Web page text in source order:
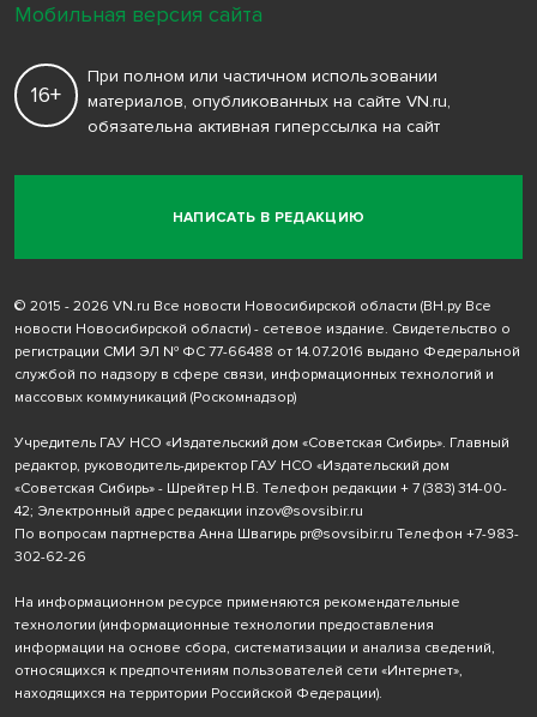
НАПИСАТЬ В РЕДАКЦИЮ
16+
При полном или частичном использовании
материалов, опубликованных на сайте VN.ru,
обязательна активная гиперссылка на сайт
© 2015 - 2026 VN.ru Все новости Новосибирской области (ВН.ру Все
новости Новосибирской области) - сетевое издание. Свидетельство о
регистрации СМИ ЭЛ № ФС 77-66488 от 14.07.2016 выдано Федеральной
службой по надзору в сфере связи, информационных технологий и
массовых коммуникаций (Роскомнадзор)
Учредитель ГАУ НСО «Издательский дом «Советская Сибирь». Главный
редактор, руководитель-директор ГАУ НСО «Издательский дом
«Советская Сибирь» - Шрейтер Н.В. Телефон редакции + 7 (383) 314-00-
42; Электронный адрес редакции inzov@sovsibir.ru
По вопросам партнерства Анна Швагирь pr@sovsibir.ru Телефон +7-983-
302-62-26
На информационном ресурсе применяются рекомендательные
технологии (информационные технологии предоставления
информации на основе сбора, систематизации и анализа сведений,
относящихся к предпочтениям пользователей сети «Интернет»,
находящихся на территории Российской Федерации).
Мобильная версия сайта